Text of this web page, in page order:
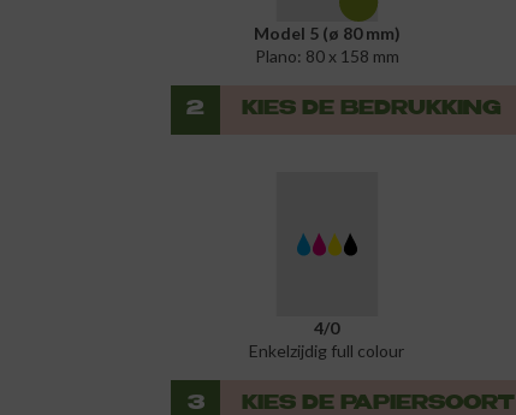
Model 5 (ø 80 mm)
Plano: 80 x 158 mm
2 KIES DE BEDRUKKING
4/0
Enkelzijdig full colour
3 KIES DE PAPIERSOORT